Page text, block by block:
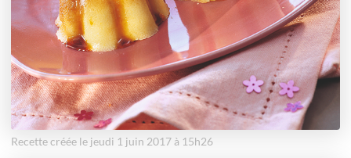
Recette créée le jeudi 1 juin 2017 à 15h26